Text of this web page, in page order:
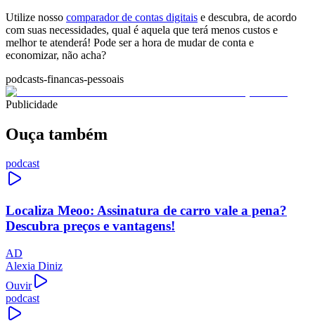
Utilize nosso comparador de contas digitais e descubra, de acordo
com suas necessidades, qual é aquela que terá menos custos e
melhor te atenderá! Pode ser a hora de mudar de conta e
economizar, não acha?
podcasts-financas-pessoais
Publicidade
Ouça também
podcast
Localiza Meoo: Assinatura de carro vale a pena?
Descubra preços e vantagens!
AD
Alexia Diniz
Ouvir
podcast